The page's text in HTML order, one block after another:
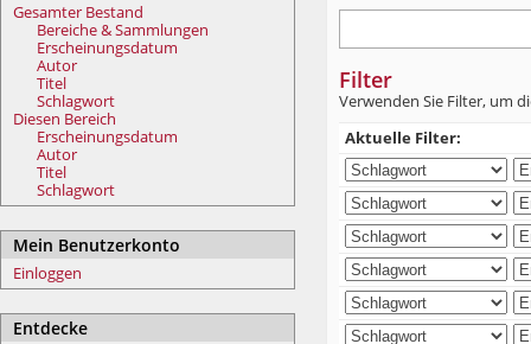
Filter
Verwenden Sie Filter, um
Aktuelle Filter:
Gesamter Bestand
Bereiche & Sammlungen
Erscheinungsdatum
Autor
Titel
Schlagwort
Diesen Bereich
Erscheinungsdatum
Autor
Titel
Schlagwort
Mein Benutzerkonto
Einloggen
Entdecke